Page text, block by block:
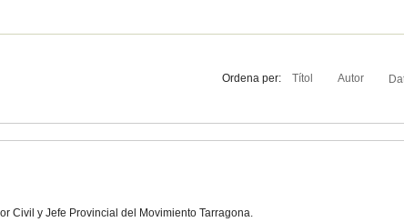
Ordena per: Títol Autor
Civil y Jefe Provincial del Movimiento Tarragona.